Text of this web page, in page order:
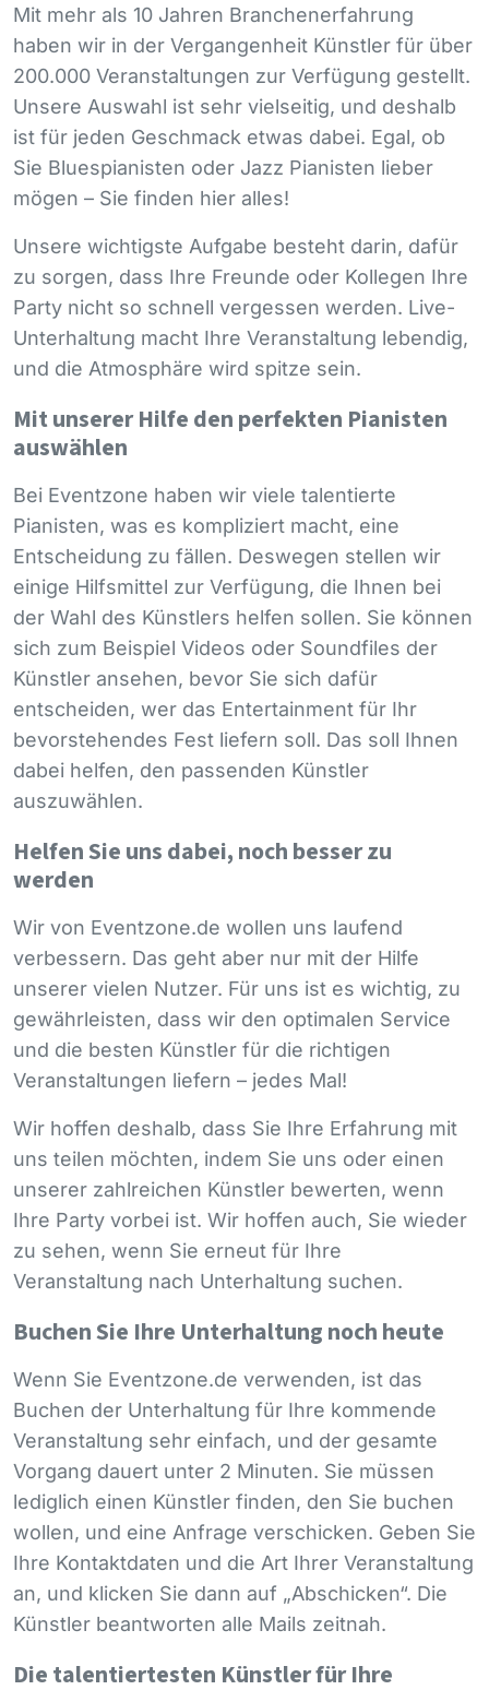
Mit mehr als 10 Jahren Branchenerfahrung
haben wir in der Vergangenheit Künstler für über
200.000 Veranstaltungen zur Verfügung gestellt.
Unsere Auswahl ist sehr vielseitig, und deshalb
ist für jeden Geschmack etwas dabei. Egal, ob
Sie Bluespianisten oder Jazz Pianisten lieber
mögen – Sie finden hier alles!
Unsere wichtigste Aufgabe besteht darin, dafür
zu sorgen, dass Ihre Freunde oder Kollegen Ihre
Party nicht so schnell vergessen werden. Live-
Unterhaltung macht Ihre Veranstaltung lebendig,
und die Atmosphäre wird spitze sein.
Mit unserer Hilfe den perfekten Pianisten
auswählen
Bei Eventzone haben wir viele talentierte
Pianisten, was es kompliziert macht, eine
Entscheidung zu fällen. Deswegen stellen wir
einige Hilfsmittel zur Verfügung, die Ihnen bei
der Wahl des Künstlers helfen sollen. Sie können
sich zum Beispiel Videos oder Soundfiles der
Künstler ansehen, bevor Sie sich dafür
entscheiden, wer das Entertainment für Ihr
bevorstehendes Fest liefern soll. Das soll Ihnen
dabei helfen, den passenden Künstler
auszuwählen.
Helfen Sie uns dabei, noch besser zu
werden
Wir von Eventzone.de wollen uns laufend
verbessern. Das geht aber nur mit der Hilfe
unserer vielen Nutzer. Für uns ist es wichtig, zu
gewährleisten, dass wir den optimalen Service
und die besten Künstler für die richtigen
Veranstaltungen liefern – jedes Mal!
Wir hoffen deshalb, dass Sie Ihre Erfahrung mit
uns teilen möchten, indem Sie uns oder einen
unserer zahlreichen Künstler bewerten, wenn
Ihre Party vorbei ist. Wir hoffen auch, Sie wieder
zu sehen, wenn Sie erneut für Ihre
Veranstaltung nach Unterhaltung suchen.
Buchen Sie Ihre Unterhaltung noch heute
Wenn Sie Eventzone.de verwenden, ist das
Buchen der Unterhaltung für Ihre kommende
Veranstaltung sehr einfach, und der gesamte
Vorgang dauert unter 2 Minuten. Sie müssen
lediglich einen Künstler finden, den Sie buchen
wollen, und eine Anfrage verschicken. Geben Sie
Ihre Kontaktdaten und die Art Ihrer Veranstaltung
an, und klicken Sie dann auf „Abschicken“. Die
Künstler beantworten alle Mails zeitnah.
Die talentiertesten Künstler für Ihre